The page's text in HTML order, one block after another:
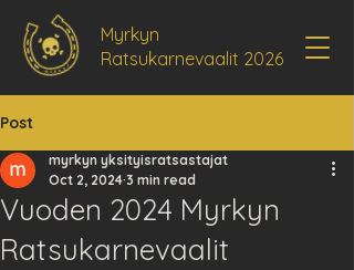
Myrkyn
Ratsukarnevaalit 2026
Post
​Vuoden 2024 Myrkyn
Ratsukarnevaalit
myrkyn yksityisratsastajat
Oct 2, 2024 3 min read